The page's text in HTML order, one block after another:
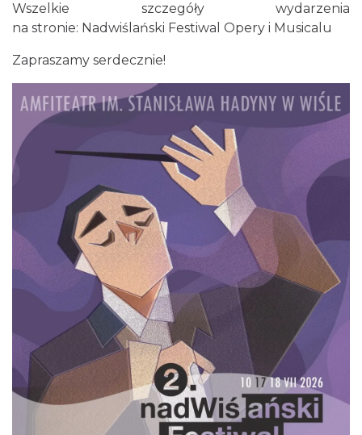
Wszelkie szczegóły wydarzenia
na stronie: Nadwiślański Festiwal Opery i Musicalu
Zapraszamy serdecznie!